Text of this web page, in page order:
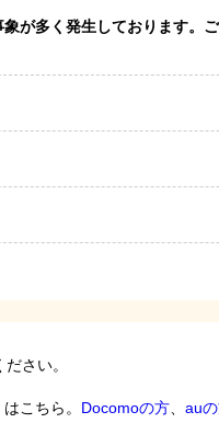
が多く発生しております。
さい。
こちら。 Docomoの方、 au